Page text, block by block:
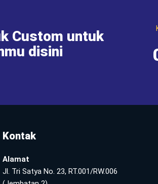
Custom untuk
disini
Kontak
Alamat
Jl. Tri Satya No. 23, RT.001/RW.006